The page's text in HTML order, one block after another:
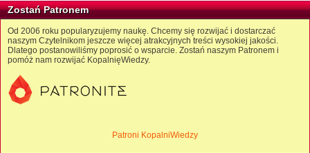
Zostań Patronem
Od 2006 roku popularyzujemy naukę. Chcemy się rozwijać i dostarczać
naszym Czytelnikom jeszcze więcej atrakcyjnych treści wysokiej jakości.
Dlatego postanowiliśmy poprosić o wsparcie. Zostań naszym Patronem i
pomóż nam rozwijać KopalnięWiedzy.
Patroni KopalniWiedzy